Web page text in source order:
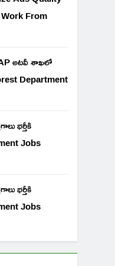
From
అటవీ శాఖలో
Department
భర్తీకి
Jobs
భర్తీకి
Jobs